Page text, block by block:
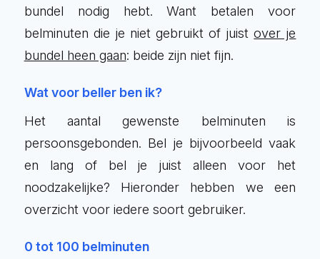
bundel nodig hebt. Want betalen voor
belminuten die je niet gebruikt of juistover je
bundel heen gaan: beide zijn niet fijn.
Wat voor beller ben ik?
Het aantal gewenste belminuten is
persoonsgebonden. Bel je bijvoorbeeld vaak
en lang of bel je juist alleen voor het
noodzakelijke? Hieronder hebben we een
overzicht voor iedere soort gebruiker.
0 tot 100 belminuten